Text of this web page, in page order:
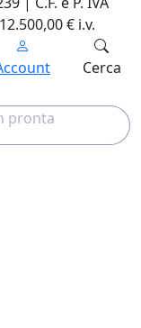
€ i.v.
Cerca
pronta